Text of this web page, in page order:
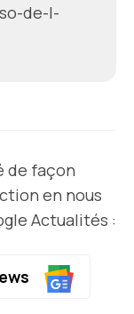
de-l-
de façon
en nous
Actualités :